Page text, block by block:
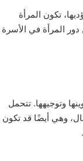
تكون المرأة
المرأة في الأسرة
وتوجيهها. تتحمل
وهي أيضًا قد تكون